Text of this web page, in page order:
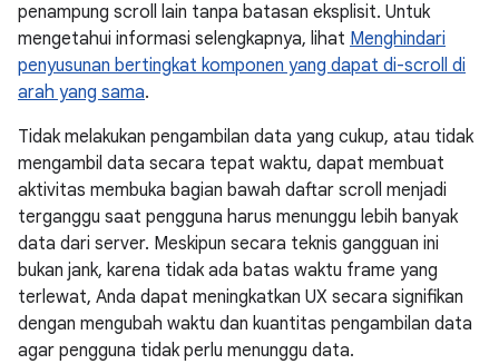
penampung scroll lain tanpa batasan eksplisit. Untuk
mengetahui informasi selengkapnya, lihat Menghindari
penyusunan bertingkat komponen yang dapat di-scroll di
arah yang sama.
Tidak melakukan pengambilan data yang cukup, atau tidak
mengambil data secara tepat waktu, dapat membuat
aktivitas membuka bagian bawah daftar scroll menjadi
terganggu saat pengguna harus menunggu lebih banyak
data dari server. Meskipun secara teknis gangguan ini
bukan jank, karena tidak ada batas waktu frame yang
terlewat, Anda dapat meningkatkan UX secara signifikan
dengan mengubah waktu dan kuantitas pengambilan data
agar pengguna tidak perlu menunggu data.